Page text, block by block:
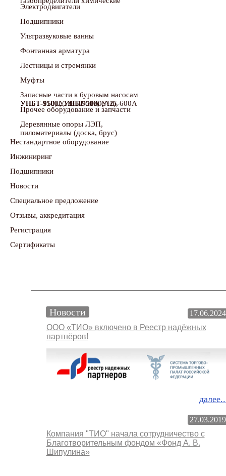
Электродвигатели
Подшипники
Ультразвуковые ванны
Фонтанная арматура
Лестницы и стремянки
Муфты
Запасные части к буровым насосам
Прочее оборудование и запчасти
Деревянные опоры ЛЭП,
Нестандартное оборудование
Инжиниринг
Подшипники
Новости
Специальное предложение
Отзывы, аккредитация
Регистрация
Сертификаты
Новости
17.06.2024
ООО «ТИО» включено в Реестр надёжных
партнёров!
27.03.2019
Компания "ТИО" начала сотрудничество с
Благотворительным фондом «Фонд А. В.
Шипулина»